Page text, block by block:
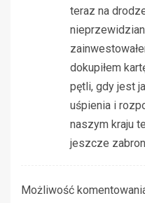
teraz na
dokupiłem
pętli, gdy jest
uśpienia i
naszym kraju
jeszcze
Możliwość